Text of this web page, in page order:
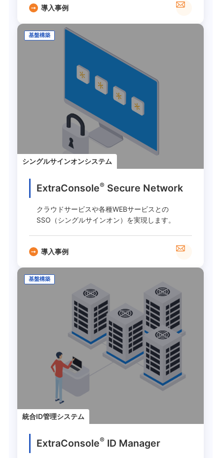
導入事例
基盤構築
シングルサインオンシステム
ExtraConsole® Secure Network
クラウドサービスや各種WEBサービスとの
SSO（シングルサインオン）を実現します。
導入事例
基盤構築
統合ID管理システム
ExtraConsole® ID Manager